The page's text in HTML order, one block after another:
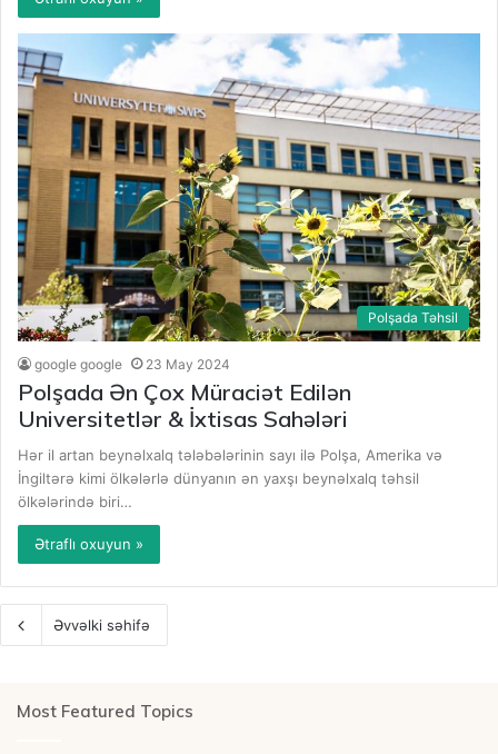
Polşada Təhsil
google google 23 May 2024
Polşada Ən Çox Müraciət Edilən
Universitetlər & İxtisas Sahələri
Hər il artan beynəlxalq tələbələrinin sayı ilə Polşa, Amerika və
İngiltərə kimi ölkələrlə dünyanın ən yaxşı beynəlxalq təhsil
ölkələrində biri…
Ətraflı oxuyun »
Əvvəlki səhifə
Most Featured Topics